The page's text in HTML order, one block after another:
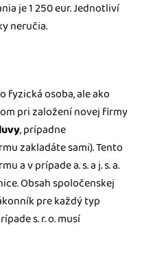
je 1 250 eur. Jednotliví
neručia.
fyzická osoba, ale ako
pri založení novej firmy
, prípadne
zakladáte sami). Tento
a v prípade a. s. a j. s. a.
Obsah spoločenskej
pre každý typ
s. r. o. musí